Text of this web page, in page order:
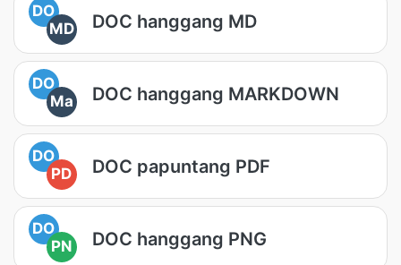
DO
MD
DOC hanggang MD
DO
Ma
DOC hanggang MARKDOWN
DO
PD
DOC papuntang PDF
DO
PN
DOC hanggang PNG